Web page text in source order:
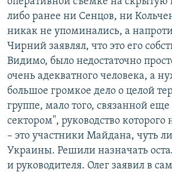
либо ранее ни Сенцов, ни
никак не упоминались, а
Чирний заявлял, что это его
Видимо, было недостаточно
очень адекватного человека, а
большое громкое дело о целой
группе, мало того, связанной
сектором", руководство которого
– это участники Майдана, чуть
Украины. Решили назначать
и руководителя. Олег заявил в